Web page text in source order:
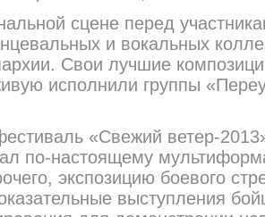
ой сцене перед
и вокальных
Свои лучшие
исполнили группы
«Свежий ветер-
по-настоящему
экспозицию боевого
выступления